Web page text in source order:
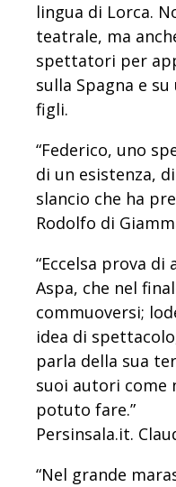
lingua di Lorca.
teatrale, ma
spettatori per
sulla Spagna e
figli.
“Federico, uno
di un esistenza,
slancio che ha
Rodolfo di
“Eccelsa prova
Aspa, che nel
commuoversi;
idea di
parla della sua
suoi autori come
potuto fare.”
Persinsala.it.
“Nel grande